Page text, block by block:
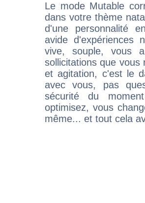
Le mode Mutable
dans votre thème
d'une personnalité
avide d'expériences
vive, souple, vous
sollicitations que vous
et agitation, c'est le
avec vous, pas
sécurité du
optimisez, vous
même... et tout cela